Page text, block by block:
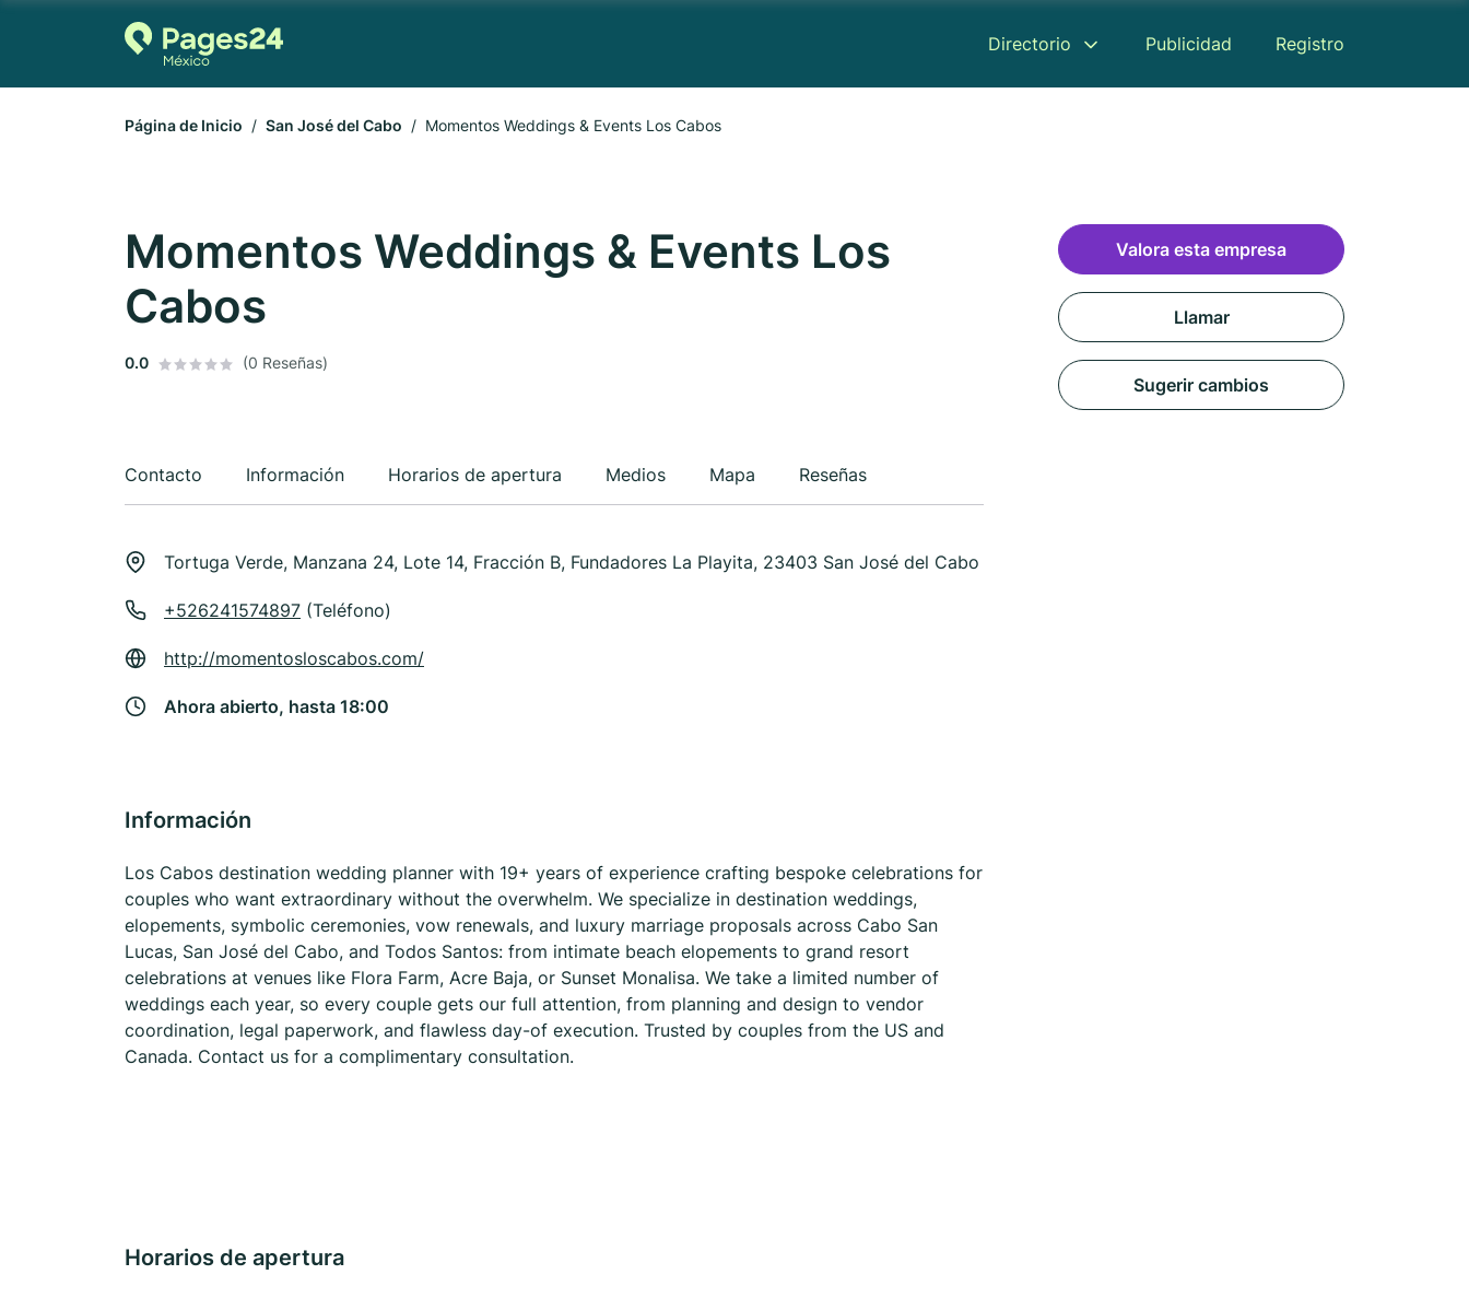
Directorio Publicidad Registro
Página de Inicio San José del Cabo Momentos Weddings & Events Los Cabos
Momentos Weddings & Events Los
Cabos
0.0 (0 Reseñas)
Contacto Información Horarios de apertura Medios Mapa Reseñas
Tortuga Verde, Manzana 24, Lote 14, Fracción B, Fundadores La Playita, 23403 San José del Cabo
+526241574897 (Teléfono)
http://momentosloscabos.com/
Ahora abierto, hasta 18:00
Información
Los Cabos destination wedding planner with 19+ years of experience crafting bespoke celebrations for
couples who want extraordinary without the overwhelm. We specialize in destination weddings,
elopements, symbolic ceremonies, vow renewals, and luxury marriage proposals across Cabo San
Lucas, San José del Cabo, and Todos Santos: from intimate beach elopements to grand resort
celebrations at venues like Flora Farm, Acre Baja, or Sunset Monalisa. We take a limited number of
weddings each year, so every couple gets our full attention, from planning and design to vendor
coordination, legal paperwork, and flawless day-of execution. Trusted by couples from the US and
Canada. Contact us for a complimentary consultation.
Horarios de apertura
Valora esta empresa
Llamar
Sugerir cambios